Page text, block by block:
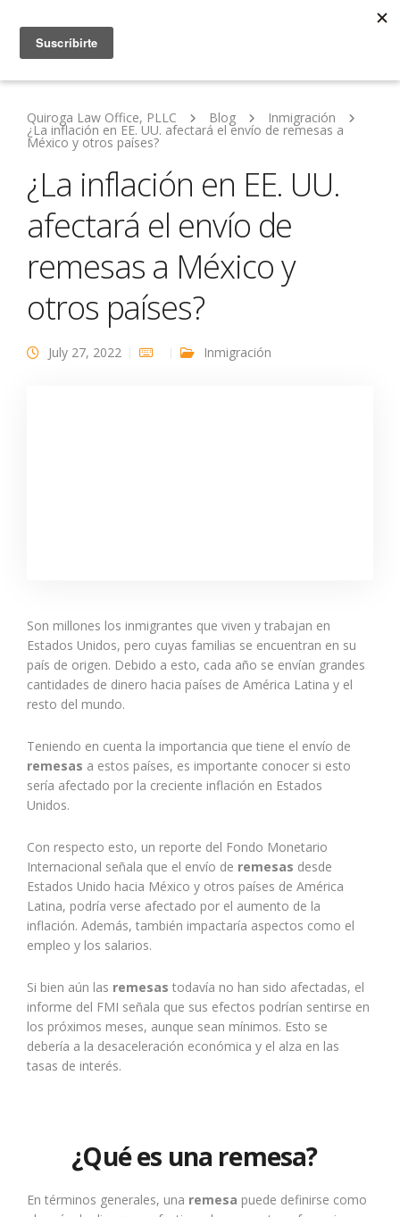
Quiroga Law Office, PLLC Blog Inmigración
¿La inflación en EE. UU. afectará el envío de remesas a
México y otros países?
¿La inflación en EE. UU.
afectará el envío de
remesas a México y
otros países?
July 27, 2022 Inmigración
Son millones los inmigrantes que viven y trabajan en
Estados Unidos, pero cuyas familias se encuentran en su
país de origen. Debido a esto, cada año se envían grandes
cantidades de dinero hacia países de América Latina y el
resto del mundo.
Teniendo en cuenta la importancia que tiene el envío de
remesas a estos países, es importante conocer si esto
sería afectado por la creciente inflación en Estados
Unidos.
Con respecto esto, un reporte del Fondo Monetario
Internacional señala que el envío de remesas desde
Estados Unido hacia México y otros países de América
Latina, podría verse afectado por el aumento de la
inflación. Además, también impactaría aspectos como el
empleo y los salarios.
Si bien aún las remesas todavía no han sido afectadas, el
informe del FMI señala que sus efectos podrían sentirse en
los próximos meses, aunque sean mínimos. Esto se
debería a la desaceleración económica y el alza en las
tasas de interés.
¿Qué es una remesa?
En términos generales, una remesa puede definirse como